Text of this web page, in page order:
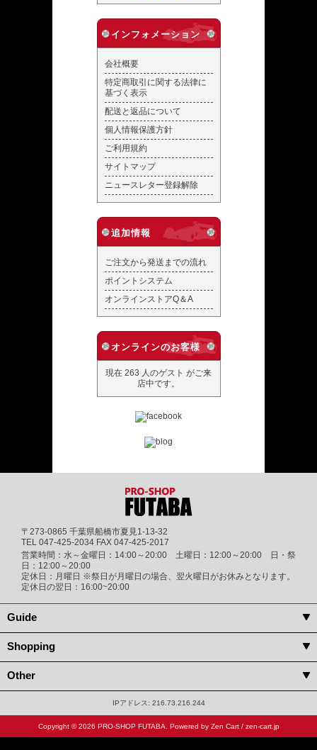
インフォメーション
会社概要
特定商取引に関する法律に
基づく表示
配送と返品について
個人情報保護方針
ご利用規約
サイトマップ
ニュースレター登録解除
追加情報
ご注文から発送までの流れ
ポイントシステム
オンラインストアQ＆A
オンラインのお客様
現在 263 人のゲスト がご来
店中です。
〒273-0865 千葉県船橋市夏見1-13-32
TEL 047-425-2034 FAX 047-425-2017
営業時間：水～金曜日：14:00～20:00 土曜日：12:00～20:00 日・祭
日：12:00～20:00
定休日：月曜日 ※祭日が月曜日の場合、翌火曜日がお休みとなります。
定休日の翌日：16:00~20:00
Guide
Shopping
Other
IPアドレス: 216.73.216.244
Copyright © 2026 PRO-SHOP FUTABA. Powered by Zen Cart/ zen-cart.jp